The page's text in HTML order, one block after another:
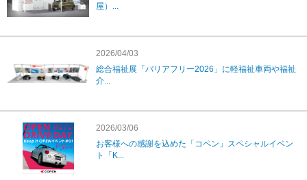
屋）...
2026/04/03
総合福祉展「バリアフリー2026」に軽福祉車両や福祉
介...
2026/03/06
お客様への感謝を込めた「コペン」スペシャルイベン
ト「K...